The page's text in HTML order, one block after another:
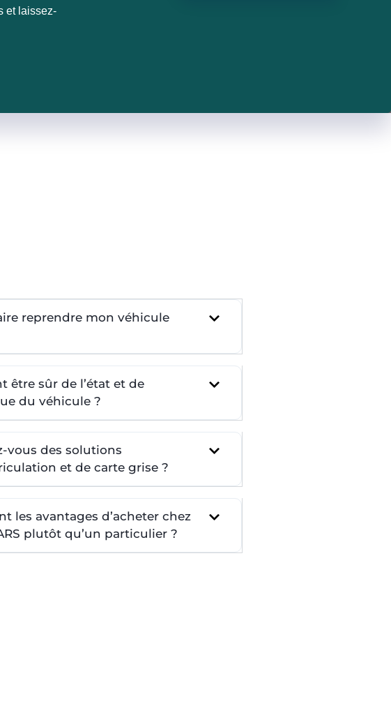
et laissez-
reprendre mon véhicule
être sûr de l’état et de
du véhicule ?
vous des solutions
et de carte grise ?
les avantages d’acheter chez
plutôt qu’un particulier ?